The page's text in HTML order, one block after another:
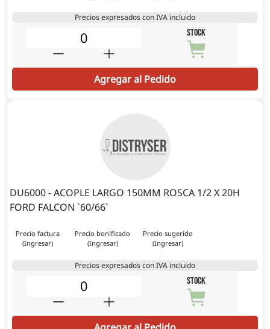
Precios expresados con IVA incluido
STOCK
Agregar al Pedido
DU6000 - ACOPLE LARGO 150MM ROSCA 1/2 X 20H
FORD FALCON `60/66`
Precio factura
(Ingresar)
Precio bonificado
(Ingresar)
Precio sugerido
(Ingresar)
Precios expresados con IVA incluido
STOCK